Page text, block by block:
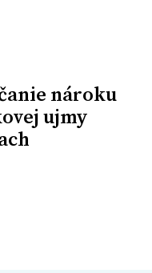
nároku
ujmy